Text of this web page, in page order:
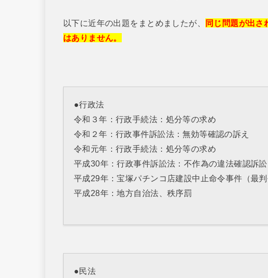
以下に近年の出題をまとめましたが、
同じ問題が出さ
はありません。
●行政法
令和３年：行政手続法：処分等の求め
令和２年：行政事件訴訟法：無効等確認の訴え
令和元年：行政手続法：処分等の求め
平成30年：行政事件訴訟法：不作為の違法確認訴訟
平成29年：宝塚パチンコ店建設中止命令事件（最
平成28年：地方自治法、秩序罰
●民法